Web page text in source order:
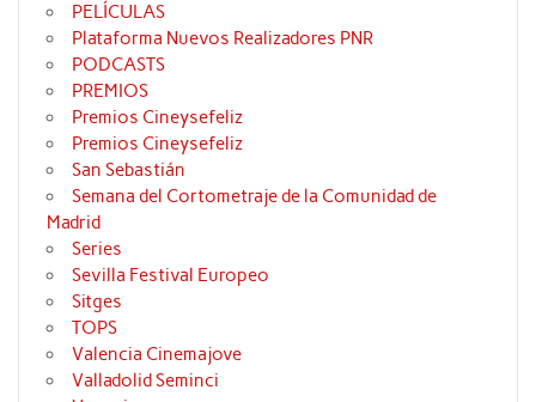
PELÍCULAS
Plataforma Nuevos Realizadores PNR
PODCASTS
PREMIOS
Premios Cineysefeliz
Premios Cineysefeliz
San Sebastián
Semana del Cortometraje de la Comunidad de
Madrid
Series
Sevilla Festival Europeo
Sitges
TOPS
Valencia Cinemajove
Valladolid Seminci